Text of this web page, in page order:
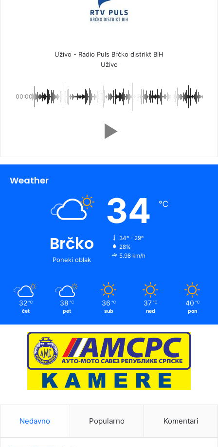
Uživo - Radio Puls Brčko distrikt BiH
Uživo
00:00
Weather
Brčko
Poneki oblak
34 ℃
34º - 29º
28%
5.98 km/h
32 ℃
čet
38 ℃
pet
36 ℃
sub
37 ℃
ned
40 ℃
pon
Nedavno Popularno Komentari